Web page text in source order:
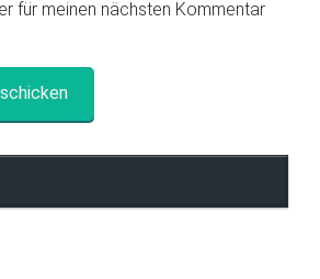
für meinen nächsten Kommentar